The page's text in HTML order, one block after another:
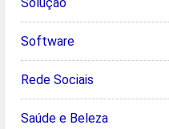
Software
Rede Sociais
Saúde e Beleza